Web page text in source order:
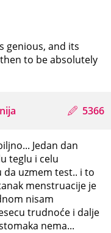
genious, and its
to be absolutely
5366
Jedan dan
teglu i celu
da uzmem test.. i to
menstruacije je
nisam
trudnoće i dalje
nema...